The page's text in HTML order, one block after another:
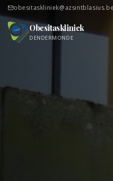
obesitaskliniek@azsintblasius.be
Obesitaskliniek
DENDERMONDE